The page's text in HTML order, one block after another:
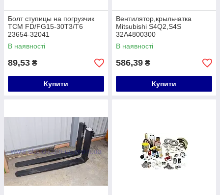
Болт ступицы на погрузчик
TCM FD/FG15-30T3/T6
23654-32041
В наявності
89,53 ₴
Купити
Вентилятор,крыльчатка
Mitsubishi S4Q2,S4S
32A4800300
В наявності
586,39 ₴
Купити